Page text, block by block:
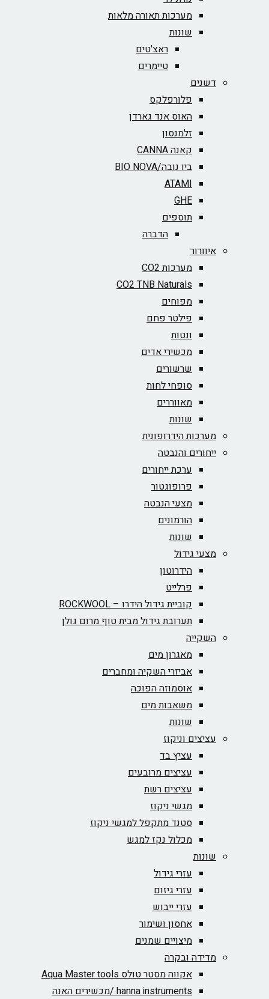
מערכות תאורה מלאות
שונות
ראצ'טים
טיימרים
דשנים
פלורפלקס
האוס אנד גארדן
זלמנסון
קאנה CANNA
ביו נובה/BIO NOVA‏
ATAMI
GHE
תוספים
הדברה
איוורור
מערכות CO2
CO2 TNB Naturals
מפוחים
פילטר פחם
ונטות
מכשירי אדים
שרשורים
סופחי לחות
מאווררים
שונות
מערכות הידרופונית
ייחורים והנבטה
ערכת ייחורים
פרופוגטור
מצעי הנבטה
הורמונים
שונות
מצעי גידול
הידרוטון
פרלייט
קוביית גידול הידרו – ROCKWOOL‏
תערובת גידול מבית טוף מרום גולן
השקייה
מאגרון מים
אביזרי השקיה ומחברים
אוסמוזה הפוכה
משאבות מים
שונות
עציצים וניקוז
עציץ בד
עציצים מרובעים
עציצים רשת
מגשי ניקוז
סטנד מתקפל למגשי ניקוז
מכלול נקז למגש
שונות
עזרי גידול
עזרי גיזום
עזרי ייבוש
אחסון ושימור
מיצויים שמנים
מדידה ובקרה
אקווה מסטר טולס Aqua Master tools
hanna instruments /מכשירים האנה